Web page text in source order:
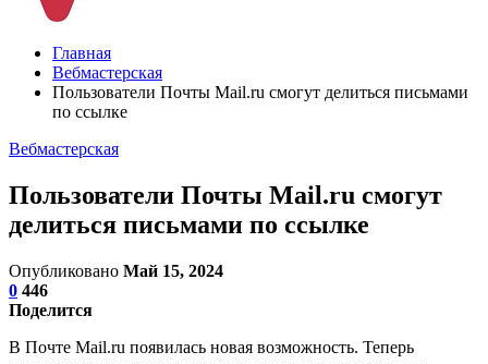
Главная
Вебмастерская
Пользователи Почты Mail.ru смогут делиться письмами
по ссылке
Вебмастерская
Пользователи Почты Mail.ru смогут
делиться письмами по ссылке
Опубликовано Май 15, 2024
0 446
Поделится
В Почте Mail.ru появилась новая возможность. Теперь